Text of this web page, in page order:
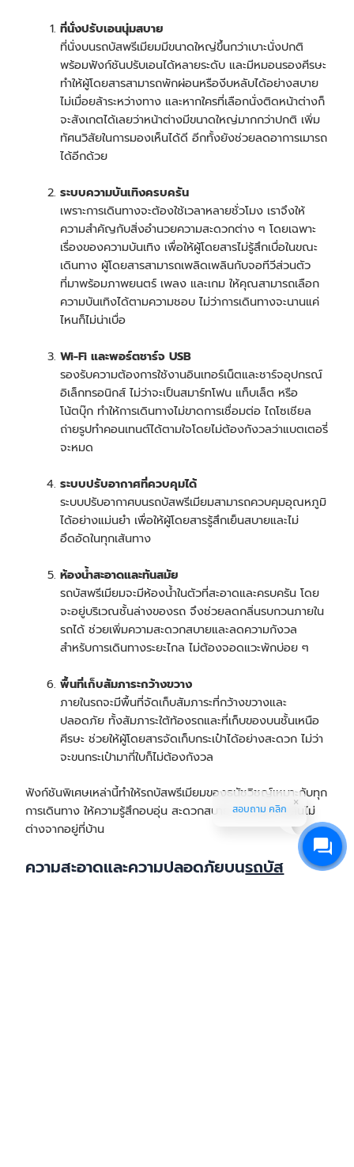
ที่นั่งปรับเอนนุ่มสบาย
ที่นั่งบนรถบัสพรีเมียมมีขนาดใหญ่ขึ้นกว่าเบาะนั่งปกติ
พร้อมฟังก์ชันปรับเอนได้หลายระดับ และมีหมอนรองศีรษะ
ทำให้ผู้โดยสารสามารถพักผ่อนหรืองีบหลับได้อย่างสบาย
ไม่เมื่อยล้าระหว่างทาง และหากใครที่เลือกนั่งติดหน้าต่างก็
จะสังเกตได้เลยว่าหน้าต่างมีขนาดใหญ่มากกว่าปกติ เพิ่ม
ทัศนวิสัยในการมองเห็นได้ดี อีกทั้งยังช่วยลดอาการเมารถ
ได้อีกด้วย
ระบบความบันเทิงครบครัน
เพราะการเดินทางจะต้องใช้เวลาหลายชั่วโมง เราจึงให้
ความสำคัญกับสิ่งอำนวยความสะดวกต่าง ๆ โดยเฉพาะ
เรื่องของความบันเทิง เพื่อให้ผู้โดยสารไม่รู้สึกเบื่อในขณะ
เดินทาง ผู้โดยสารสามารถเพลิดเพลินกับจอทีวีส่วนตัว
ที่มาพร้อมภาพยนตร์ เพลง และเกม ให้คุณสามารถเลือก
ความบันเทิงได้ตามความชอบ ไม่ว่าการเดินทางจะนานแค่
ไหนก็ไม่น่าเบื่อ
Wi-Fi และพอร์ตชาร์จ USB
รองรับความต้องการใช้งานอินเทอร์เน็ตและชาร์จอุปกรณ์
อิเล็กทรอนิกส์ ไม่ว่าจะเป็นสมาร์ทโฟน แท็บเล็ต หรือ
โน้ตบุ๊ก ทำให้การเดินทางไม่ขาดการเชื่อมต่อ ไถโซเชียล
ถ่ายรูปทำคอนเทนต์ได้ตามใจโดยไม่ต้องกังวลว่าแบตเตอรี่
จะหมด
ระบบปรับอากาศที่ควบคุมได้
ระบบปรับอากาศบนรถบัสพรีเมียมสามารถควบคุมอุณหภูมิ
ได้อย่างแม่นยำ เพื่อให้ผู้โดยสารรู้สึกเย็นสบายและไม่
อึดอัดในทุกเส้นทาง
ห้องน้ำสะอาดและทันสมัย
รถบัสพรีเมียมจะมีห้องน้ำในตัวที่สะอาดและครบครัน โดย
จะอยู่บริเวณชั้นล่างของรถ จึงช่วยลดกลิ่นรบกวนภายใน
รถได้ ช่วยเพิ่มความสะดวกสบายและลดความกังวล
สำหรับการเดินทางระยะไกล ไม่ต้องจอดแวะพักบ่อย ๆ
พื้นที่เก็บสัมภาระกว้างขวาง
ภายในรถจะมีพื้นที่จัดเก็บสัมภาระที่กว้างขวางและ
ปลอดภัย ทั้งสัมภาระใต้ท้องรถและที่เก็บของบนชั้นเหนือ
ศีรษะ ช่วยให้ผู้โดยสารจัดเก็บกระเป๋าได้อย่างสะดวก ไม่ว่า
จะขนกระเป๋ามากี่ใบก็ไม่ต้องกังวล
ฟังก์ชันพิเศษเหล่านี้ทำให้รถบัสพรีเมียมของธนัชวิชญ์เหมาะกับทุก
การเดินทาง ให้ความรู้สึกอบอุ่น สะดวกสบาย และเพลิดเพลินไม่
ต่างจากอยู่ที่บ้าน
ความสะอาดและความปลอดภัยบนรถบัส
สอบถาม คลิก